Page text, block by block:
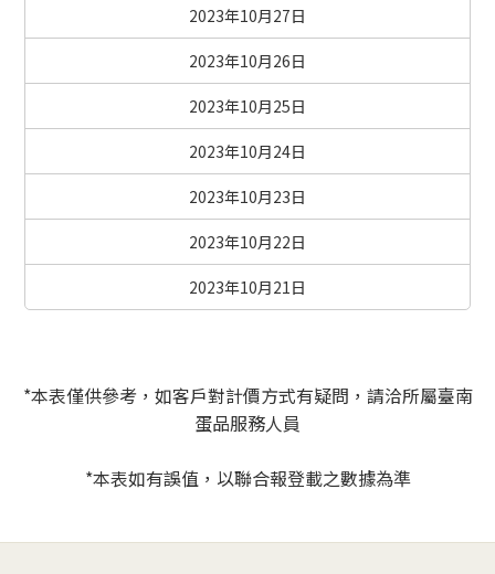
2023年10月27日
2023年10月26日
2023年10月25日
2023年10月24日
2023年10月23日
2023年10月22日
2023年10月21日
*本表僅供參考，如客戶對計價方式有疑問，請洽所屬臺南
蛋品服務人員
*本表如有誤值，以聯合報登載之數據為準